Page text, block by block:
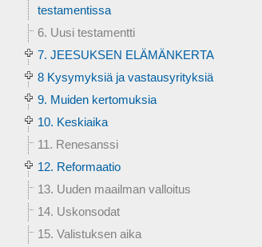
testamentissa
6. Uusi testamentti
7. JEESUKSEN ELÄMÄNKERTA
8 Kysymyksiä ja vastausyrityksiä
9. Muiden kertomuksia
10. Keskiaika
11. Renesanssi
12. Reformaatio
13. Uuden maailman valloitus
14. Uskonsodat
15. Valistuksen aika